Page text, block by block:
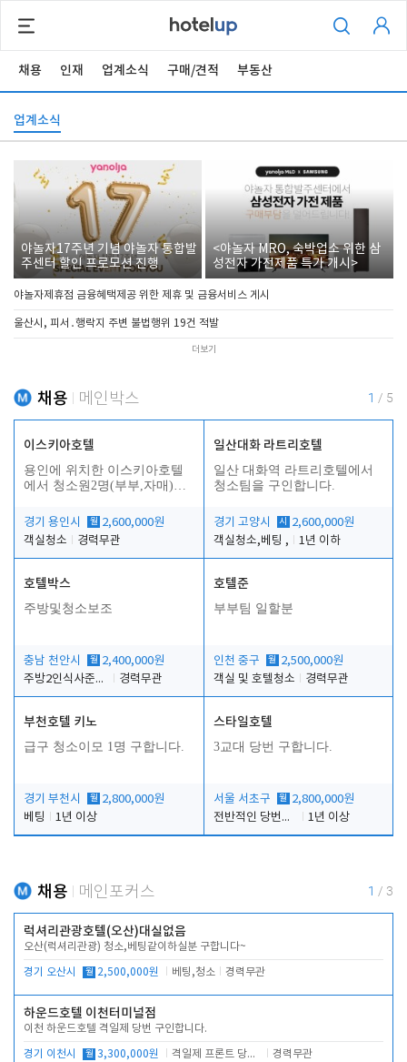
채용 인재 업계소식 구매/견적 부동산
업계소식
야놀자17주년 기념 야놀자 통합발
주센터 할인 프로모션 진행
<야놀자 MRO, 숙박업소 위한 삼
성전자 가전제품 특가 개시>
야놀자제휴점 금융혜택제공 위한 제휴 및 금융서비스 게시
울산시, 피서․행락지 주변 불법행위 19건 적발
더보기
채용 메인박스 1 / 5
이스키아호텔
용인에 위치한 이스키아호텔
에서 청소원2명(부부,자매)을
경기 용인시
월 2,600,000원
객실청소
경력무관
일산대화 라트리호텔
일산 대화역 라트리호텔에서
청소팀을 구인합니다.
경기 고양시 시
2,600,000원
객실청소,베팅 ,
1년 이하
호텔박스
주방및청소보조
충남 천안시 월 2,400,000원
주방2인식사준비및청소린렌보조
경력무관
호텔준
부부팀 일할분
인천 중구 월 2,500,000원
객실 및 호텔청소
경력무관
부천호텔 키노
급구 청소이모 1명 구합니다.
경기 부천시 월 2,800,000원
베팅
1년 이상
스타일호텔
3교대 당번 구합니다.
서울 서초구 월 2,800,000원
전반적인 당번업무
1년 이상
채용 메인포커스 1 / 3
럭셔리관광호텔(오산)대실없음
오산(럭셔리관광) 청소,베팅같이하실분 구합니다~
경기 오산시 월 2,500,000원 베팅,청소 경력무관
하운드호텔 이천터미널점
이천 하운드호텔 격일제 당번 구인합니다.
경기 이천시 월 3,300,000원 격일제 프론트 당번 업무로 주차 및 객실 점검 경력무관